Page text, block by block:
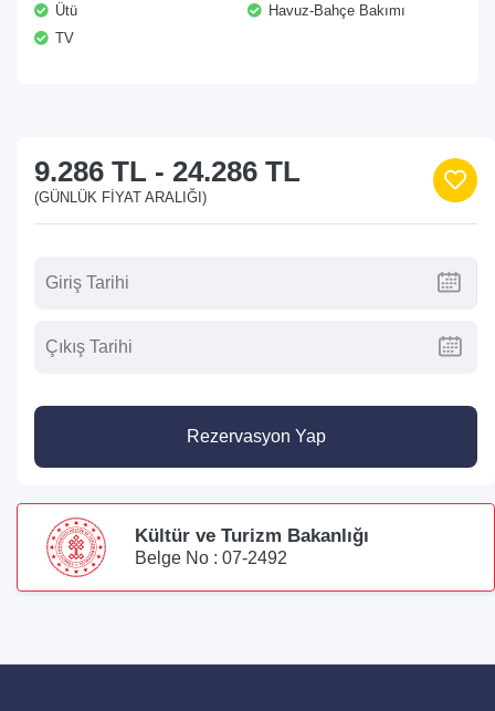
Ütü
Havuz-Bahçe Bakımı
TV
9.286 TL - 24.286 TL
(GÜNLÜK FIYAT ARALIĞI)
Rezervasyon Yap
Kültür ve Turizm Bakanlığı
Belge No : 07-2492